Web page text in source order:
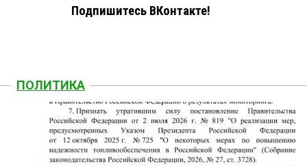
Подпишитесь ВКонтакте!
ПОЛИТИКА